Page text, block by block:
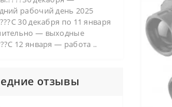
RS 75
SCH 35
SCL 25
рабочий день 2025
30 декабря по 11 января
— выходные
12 января — работа ..
отзывы